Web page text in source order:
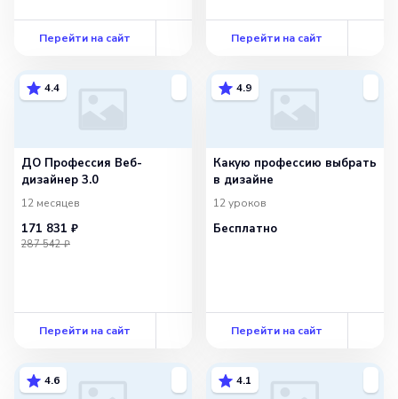
Перейти на сайт Перейти на сайт
4.4
ДО Профессия Веб-
дизайнер 3.0
12 месяцев
171 831 ₽
287 542 ₽
Перейти на сайт
4.9
Какую профессию выбрать
в дизайне
12уроков
Бесплатно
Перейти на сайт
4.6 4.1